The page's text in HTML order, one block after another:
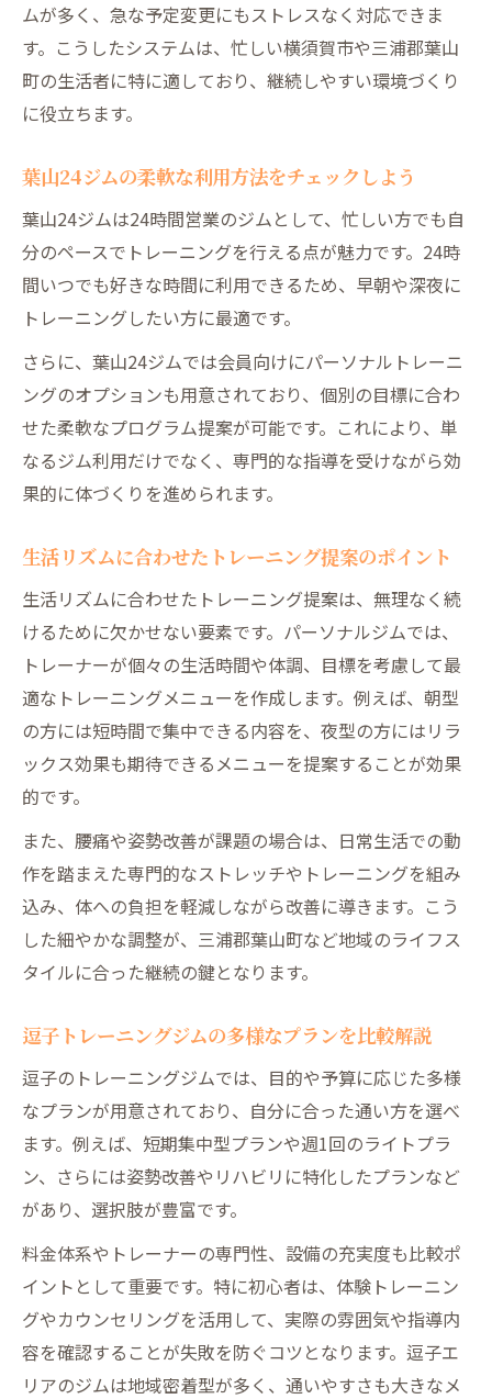
ムが多く、急な予定変更にもストレスなく対応できま
す。こうしたシステムは、忙しい横須賀市や三浦郡葉山
町の生活者に特に適しており、継続しやすい環境づくり
に役立ちます。
葉山24ジムの柔軟な利用方法をチェックしよう
葉山24ジムは24時間営業のジムとして、忙しい方でも自
分のペースでトレーニングを行える点が魅力です。24時
間いつでも好きな時間に利用できるため、早朝や深夜に
トレーニングしたい方に最適です。
さらに、葉山24ジムでは会員向けにパーソナルトレーニ
ングのオプションも用意されており、個別の目標に合わ
せた柔軟なプログラム提案が可能です。これにより、単
なるジム利用だけでなく、専門的な指導を受けながら効
果的に体づくりを進められます。
生活リズムに合わせたトレーニング提案のポイント
生活リズムに合わせたトレーニング提案は、無理なく続
けるために欠かせない要素です。パーソナルジムでは、
トレーナーが個々の生活時間や体調、目標を考慮して最
適なトレーニングメニューを作成します。例えば、朝型
の方には短時間で集中できる内容を、夜型の方にはリラ
ックス効果も期待できるメニューを提案することが効果
的です。
また、腰痛や姿勢改善が課題の場合は、日常生活での動
作を踏まえた専門的なストレッチやトレーニングを組み
込み、体への負担を軽減しながら改善に導きます。こう
した細やかな調整が、三浦郡葉山町など地域のライフス
タイルに合った継続の鍵となります。
逗子トレーニングジムの多様なプランを比較解説
逗子のトレーニングジムでは、目的や予算に応じた多様
なプランが用意されており、自分に合った通い方を選べ
ます。例えば、短期集中型プランや週1回のライトプラ
ン、さらには姿勢改善やリハビリに特化したプランなど
があり、選択肢が豊富です。
料金体系やトレーナーの専門性、設備の充実度も比較ポ
イントとして重要です。特に初心者は、体験トレーニン
グやカウンセリングを活用して、実際の雰囲気や指導内
容を確認することが失敗を防ぐコツとなります。逗子エ
リアのジムは地域密着型が多く、通いやすさも大きなメ